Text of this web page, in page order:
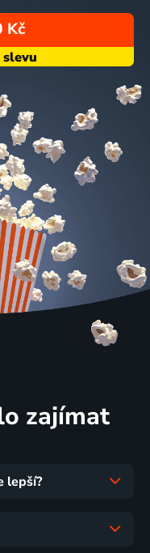
Kč
zajímat
lepší?